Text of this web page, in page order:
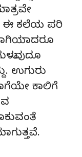
ಈ ಕಲೆಯ ಪರಿ
ಉಗುರು
ಕಾಲಿಗೆ